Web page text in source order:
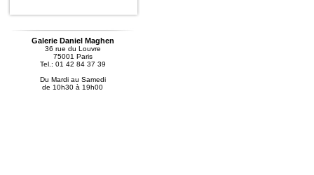
Galerie Daniel Maghen
36 rue du Louvre
75001 Paris
Tel.: 01 42 84 37 39
Du Mardi au Samedi
de 10h30 à 19h00